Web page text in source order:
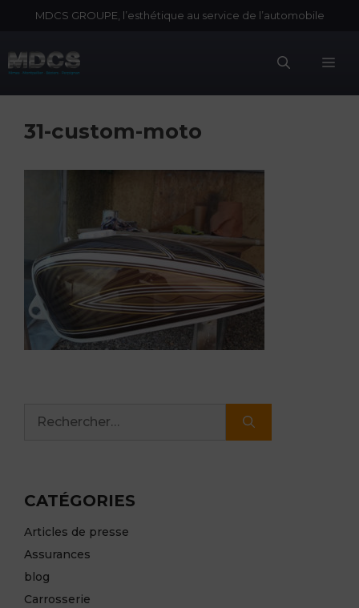
MDCS GROUPE, l’esthétique au service de l’automobile
31-custom-moto
CATÉGORIES
Articles de presse
Assurances
blog
Carrosserie